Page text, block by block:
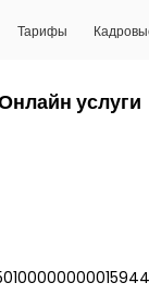
Тарифы
услуги